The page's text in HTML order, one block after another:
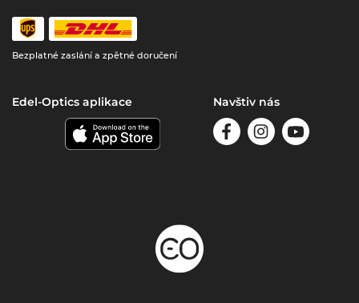
Bezplatné zaslání a zpětné doručení
Edel-Optics aplikace Navštiv nás